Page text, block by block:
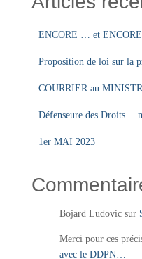
ENCORE … et
Proposition de loi sur la
COURRIER au
Défenseure des Droits…
1er MAI 2023
Bojard Ludovic sur
Merci pour ces
avec le DDPN…